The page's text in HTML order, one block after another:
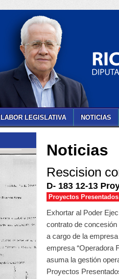
LABOR LEGISLATIVA NOTICIAS
Noticias
Rescision
D- 183 12-13
Proyectos
Exhortar al Poder
contrato de
a cargo de la
empresa “Operadora
asuma la gestión
Proyectos